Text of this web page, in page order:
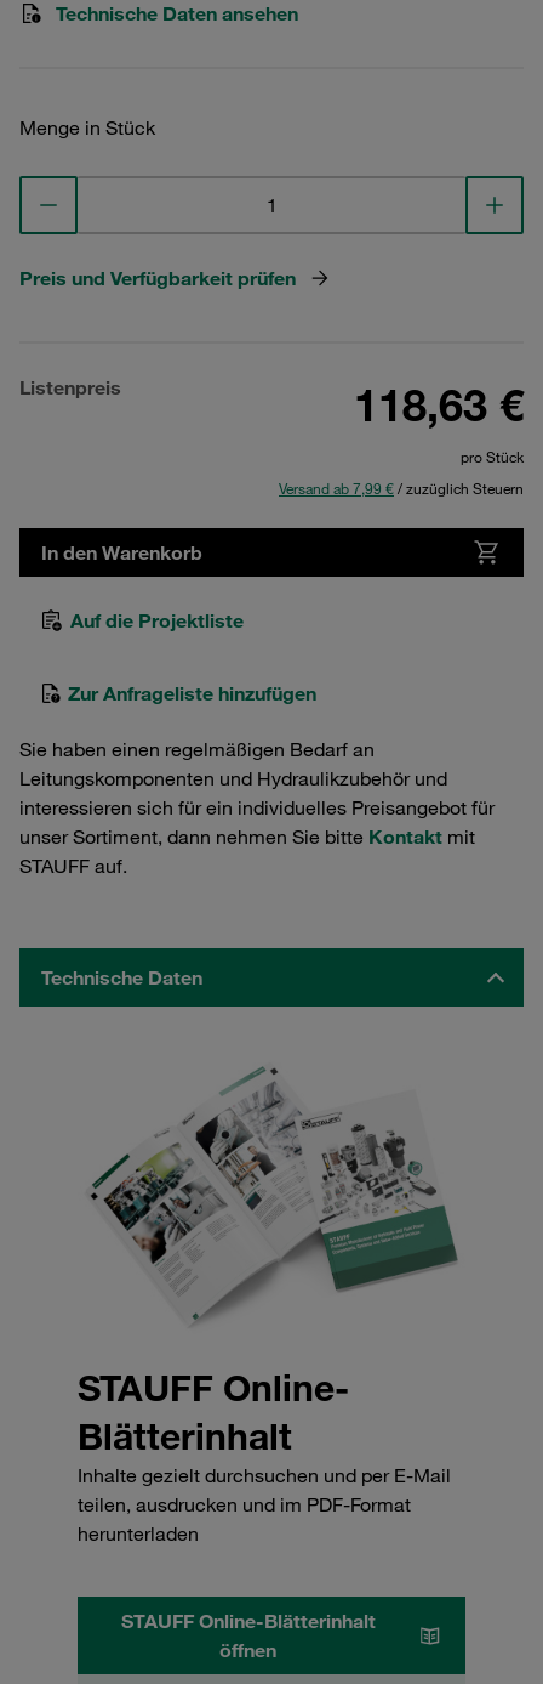
Technische Daten ansehen
Menge in Stück
Preis und Verfügbarkeit prüfen
Listenpreis 118,63 €
pro Stück
Versand ab 7,99 €/ zuzüglich Steuern
In den Warenkorb
Auf die Projektliste
Zur Anfrageliste hinzufügen
Sie haben einen regelmäßigen Bedarf an
Leitungskomponenten und Hydraulikzubehör und
interessieren sich für ein individuelles Preisangebot für
unser Sortiment, dann nehmen Sie bitte Kontakt mit
STAUFF auf.
Technische Daten
STAUFF Online-
Blätterinhalt
Inhalte gezielt durchsuchen und per E-Mail
teilen, ausdrucken und im PDF-Format
herunterladen
STAUFF Online-Blätterinhalt
öffnen